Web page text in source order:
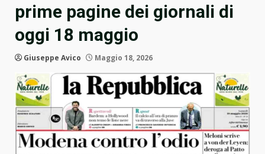
prime pagine dei giornali di
oggi 18 maggio
Giuseppe Avico Maggio 18, 2026